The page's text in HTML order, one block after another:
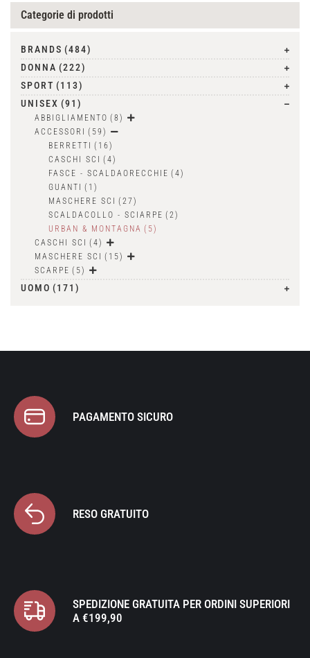
Categorie di prodotti
BRANDS (484)
DONNA (222)
SPORT (113)
UNISEX (91)
ABBIGLIAMENTO (8)
ACCESSORI
(59)
BERRETTI
(16)
CASCHI SCI
(4)
FASCE - SCALDAORECCHIE (4)
GUANTI
(1)
MASCHERE SCI
(27)
SCALDACOLLO - SCIARPE (2)
URBAN & MONTAGNA (5)
CASCHI SCI
(4)
MASCHERE SCI
(15)
SCARPE (5)
UOMO (171)
PAGAMENTO SICURO
RESO GRATUITO
SPEDIZIONE GRATUITA PER ORDINI SUPERIORI
A €199,90